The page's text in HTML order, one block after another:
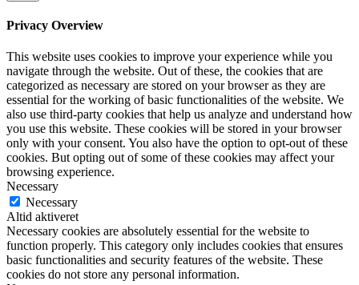
Privacy Overview
This website uses cookies to improve your experience while you
navigate through the website. Out of these, the cookies that are
categorized as necessary are stored on your browser as they are
essential for the working of basic functionalities of the website. We
also use third-party cookies that help us analyze and understand how
you use this website. These cookies will be stored in your browser
only with your consent. You also have the option to opt-out of these
cookies. But opting out of some of these cookies may affect your
browsing experience.
Necessary
Necessary
Altid aktiveret
Necessary cookies are absolutely essential for the website to
function properly. This category only includes cookies that ensures
basic functionalities and security features of the website. These
cookies do not store any personal information.